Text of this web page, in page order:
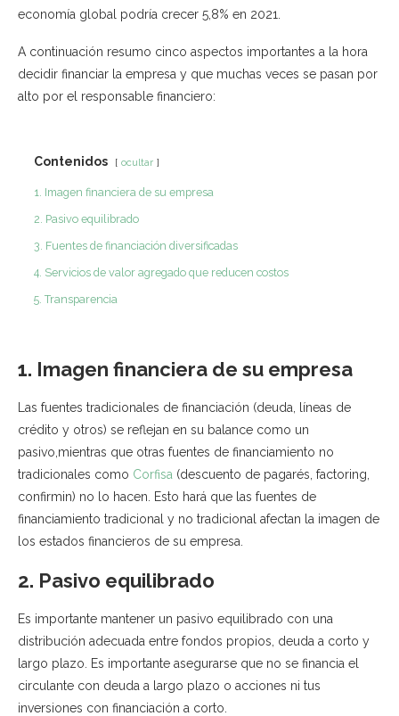
economía global podría crecer 5,8% en 2021.
A continuación resumo cinco aspectos importantes a la hora
decidir financiar la empresa y que muchas veces se pasan por
alto por el responsable financiero:
Contenidos ocultar
1. Imagen financiera de su empresa
2. Pasivo equilibrado
3. Fuentes de financiación diversificadas
4. Servicios de valor agregado que reducen costos
5. Transparencia
1. Imagen financiera de su empresa
Las fuentes tradicionales de financiación (deuda, líneas de
crédito y otros) se reflejan en su balance como un
pasivo,mientras que otras fuentes de financiamiento no
tradicionales como Corfisa (descuento de pagarés, factoring,
confirmin) no lo hacen. Esto hará que las fuentes de
financiamiento tradicional y no tradicional afectan la imagen de
los estados financieros de su empresa.
2. Pasivo equilibrado
Es importante mantener un pasivo equilibrado con una
distribución adecuada entre fondos propios, deuda a corto y
largo plazo. Es importante asegurarse que no se financia el
circulante con deuda a largo plazo o acciones ni tus
inversiones con financiación a corto.